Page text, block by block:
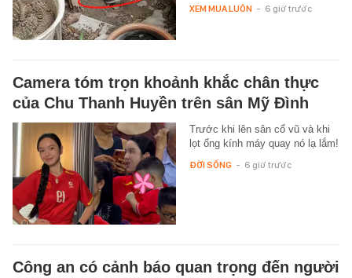
XEM MUA LUÔN - 6 giờ trước
Camera tóm trọn khoảnh khắc chân thực
của Chu Thanh Huyền trên sân Mỹ Đình
Trước khi lên sân cổ vũ và khi
lọt ống kính máy quay nó lạ lắm!
ĐỜI SỐNG - 6 giờ trước
Công an có cảnh báo quan trọng đến người